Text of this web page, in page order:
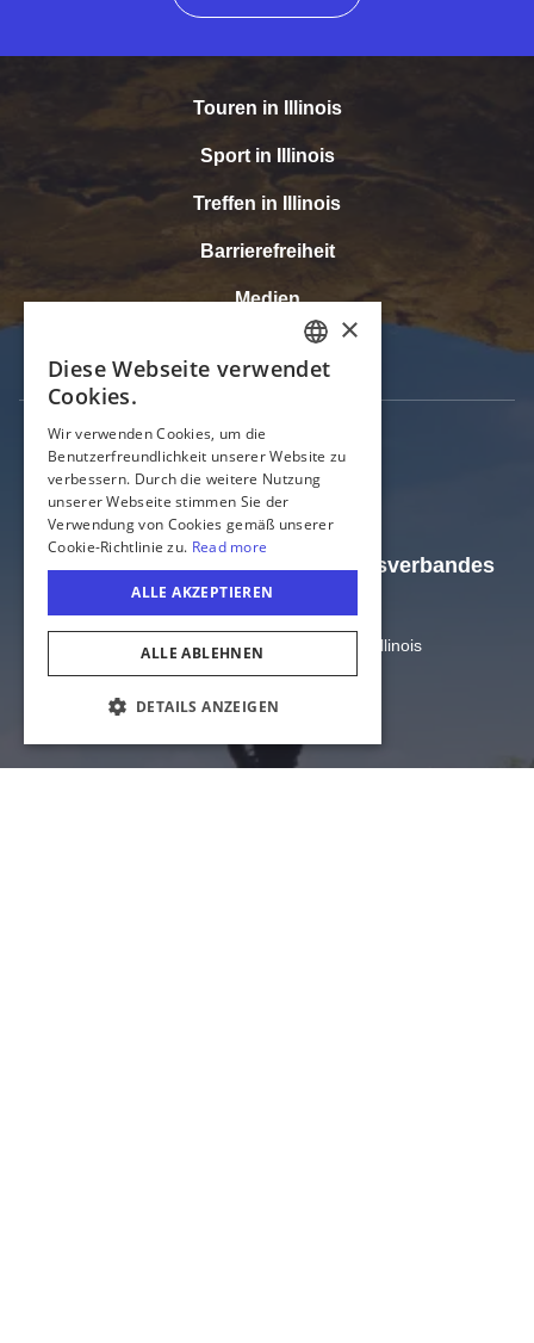
Touren in Illinois
Sport in Illinois
Treffen in Illinois
Barrierefreiheit
Medien
Tourismusbranche
Offizielle Webseite des Tourismusverbandes
Illinois
Amt für Handel und Wirtschaft von Illinois
ENGLISH
SPANISH
×
Diese Webseite verwendet
Cookies.
Wir verwenden Cookies, um die
Benutzerfreundlichkeit unserer Website zu
verbessern. Durch die weitere Nutzung
unserer Webseite stimmen Sie der
Verwendung von Cookies gemäß unserer
Cookie-Richtlinie zu. Read more
ALLE AKZEPTIEREN
ALLE ABLEHNEN
DETAILS ANZEIGEN